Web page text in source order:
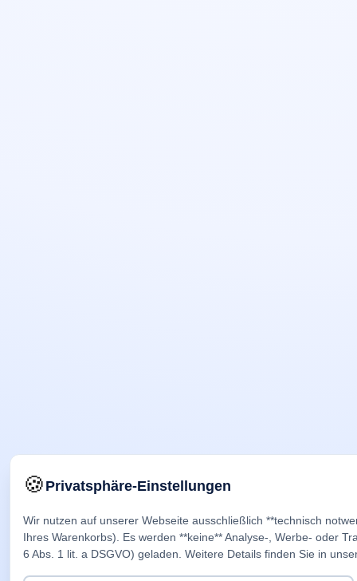
🍪Privatsphäre-Einstellungen
Wir nutzen auf unserer Webseite ausschließlich **technisch
Ihres Warenkorbs). Es werden **keine** Analyse-, Werbe- oder
6 Abs. 1 lit. a DSGVO) geladen. Weitere Details finden Sie in